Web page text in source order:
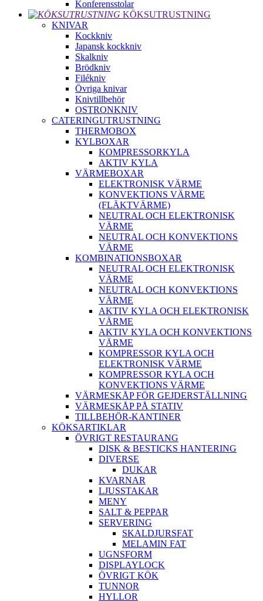
Konferensstolar
KÖKSUTRUSTNING
KNIVAR
Kockkniv
Japansk kockkniv
Skalkniv
Brödkniv
Filékniv
Övriga knivar
Knivtillbehör
OSTRONKNIV
CATERINGUTRUSTNING
THERMOBOX
KYLBOXAR
KOMPRESSORKYLA
AKTIV KYLA
VÄRMEBOXAR
ELEKTRONISK VÄRME
KONVEKTIONS VÄRME
(FLÄKTVÄRME)
NEUTRAL OCH ELEKTRONISK
VÄRME
NEUTRAL OCH KONVEKTIONS
VÄRME
KOMBINATIONSBOXAR
NEUTRAL OCH ELEKTRONISK
VÄRME
NEUTRAL OCH KONVEKTIONS
VÄRME
AKTIV KYLA OCH ELEKTRONISK
VÄRME
AKTIV KYLA OCH KONVEKTIONS
VÄRME
KOMPRESSOR KYLA OCH
ELEKTRONISK VÄRME
KOMPRESSOR KYLA OCH
KONVEKTIONS VÄRME
VÄRMESKÅP FÖR GEJDERSTÄLLNING
VÄRMESKÅP PÅ STATIV
TILLBEHÖR-KANTINER
KÖKSARTIKLAR
ÖVRIGT RESTAURANG
DISK & BESTICKS HANTERING
DIVERSE
DUKAR
KVARNAR
LJUSSTAKAR
MENY
SALT & PEPPAR
SERVERING
SKALDJURSFAT
MELAMIN FAT
UGNSFORM
DISPLAYLOCK
ÖVRIGT KÖK
TUNNOR
HYLLOR